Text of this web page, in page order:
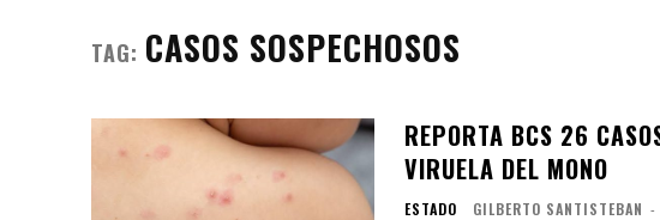
TAG: CASOS SOSPECHOSOS
REPORTA BCS 26
VIRUELA DEL MONO
ESTADO GILBERTO SANTISTEBAN -